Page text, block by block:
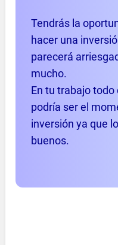
Tendrás la
hacer una
parecerá
mucho.
En tu trabajo
podría ser el
inversión ya que
buenos.